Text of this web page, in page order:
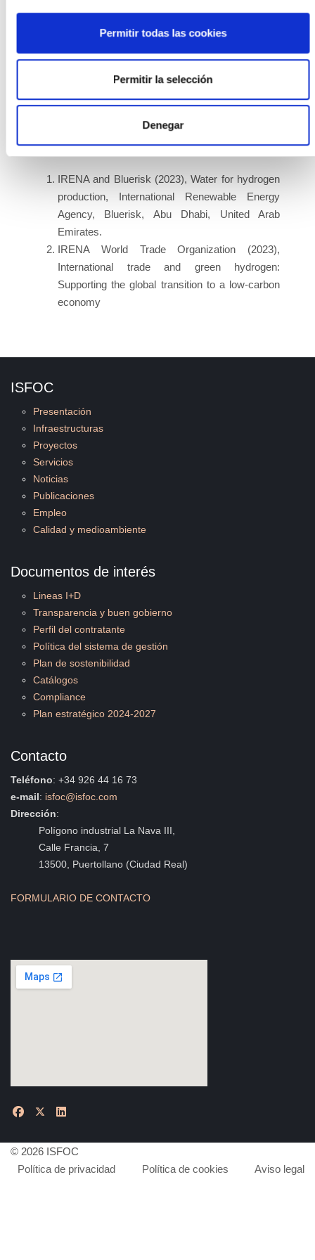
Permitir todas las cookies
Permitir la selección
Denegar
correspondientes al año 2023, en el marco del Plan
de Recuperación, Transformación y Resiliencia.
IRENA and Bluerisk (2023), Water for hydrogen
production, International Renewable Energy
Agency, Bluerisk, Abu Dhabi, United Arab
Emirates.
IRENA World Trade Organization (2023),
International trade and green hydrogen:
Supporting the global transition to a low-carbon
economy
ISFOC
Presentación
Infraestructuras
Proyectos
Servicios
Noticias
Publicaciones
Empleo
Calidad y medioambiente
Documentos de interés
Lineas I+D
Transparencia y buen gobierno
Perfil del contratante
Política del sistema de gestión
Plan de sostenibilidad
Catálogos
Compliance
Plan estratégico 2024-2027
Contacto
Teléfono: +34 926 44 16 73
e-mail: isfoc@isfoc.com
Dirección:
Polígono industrial La Nava III,
Calle Francia, 7
13500, Puertollano (Ciudad Real)
FORMULARIO DE CONTACTO
© 2026 ISFOC
Política de privacidad
Política de cookies Aviso legal